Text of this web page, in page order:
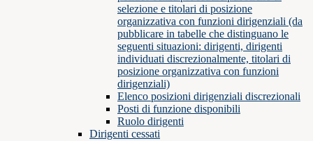
selezione e titolari di posizione
organizzativa con funzioni dirigenziali (da
pubblicare in tabelle che distinguano le
seguenti situazioni: dirigenti, dirigenti
individuati discrezionalmente, titolari di
posizione organizzativa con funzioni
dirigenziali)
Elenco posizioni dirigenziali discrezionali
Posti di funzione disponibili
Ruolo dirigenti
Dirigenti cessati